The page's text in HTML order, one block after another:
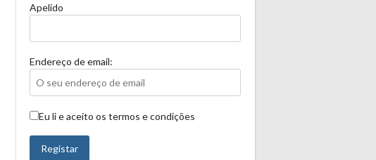
Apelido
Endereço de email:
Eu li e aceito os termos e condições